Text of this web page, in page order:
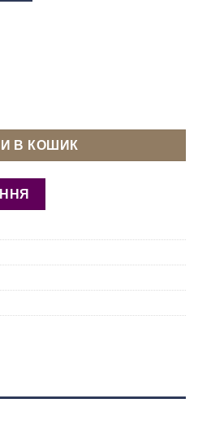
нікель кількість
В КОШИК